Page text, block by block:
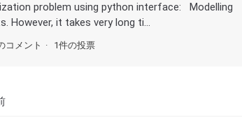
problem using python interface: Modelling
However, it takes very long ti...
コメント 1件の投票